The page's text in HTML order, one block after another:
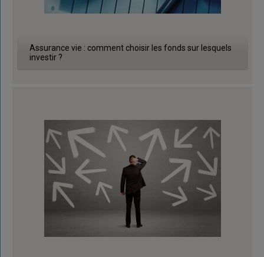
Assurance vie : comment choisir les fonds sur lesquels
investir ?